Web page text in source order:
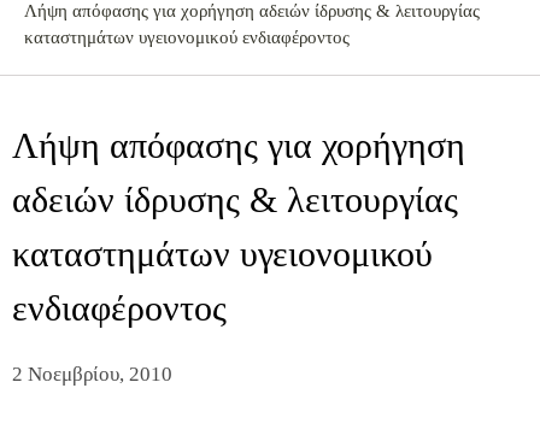
Λήψη απόφασης για χορήγηση αδειών ίδρυσης & λειτουργίας
καταστημάτων υγειονομικού ενδιαφέροντος
Λήψη απόφασης για χορήγηση
αδειών ίδρυσης & λειτουργίας
καταστημάτων υγειονομικού
ενδιαφέροντος
2 Νοεμβρίου, 2010